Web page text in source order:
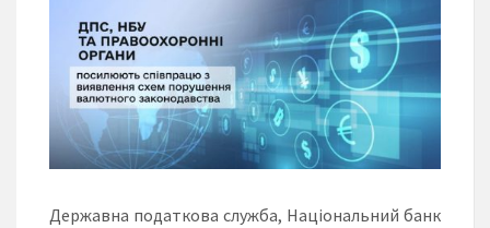
Державна податкова служба, Національний банк